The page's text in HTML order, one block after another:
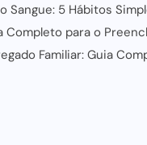
Sangue: 5 Hábitos
Completo para o
Familiar: Guia